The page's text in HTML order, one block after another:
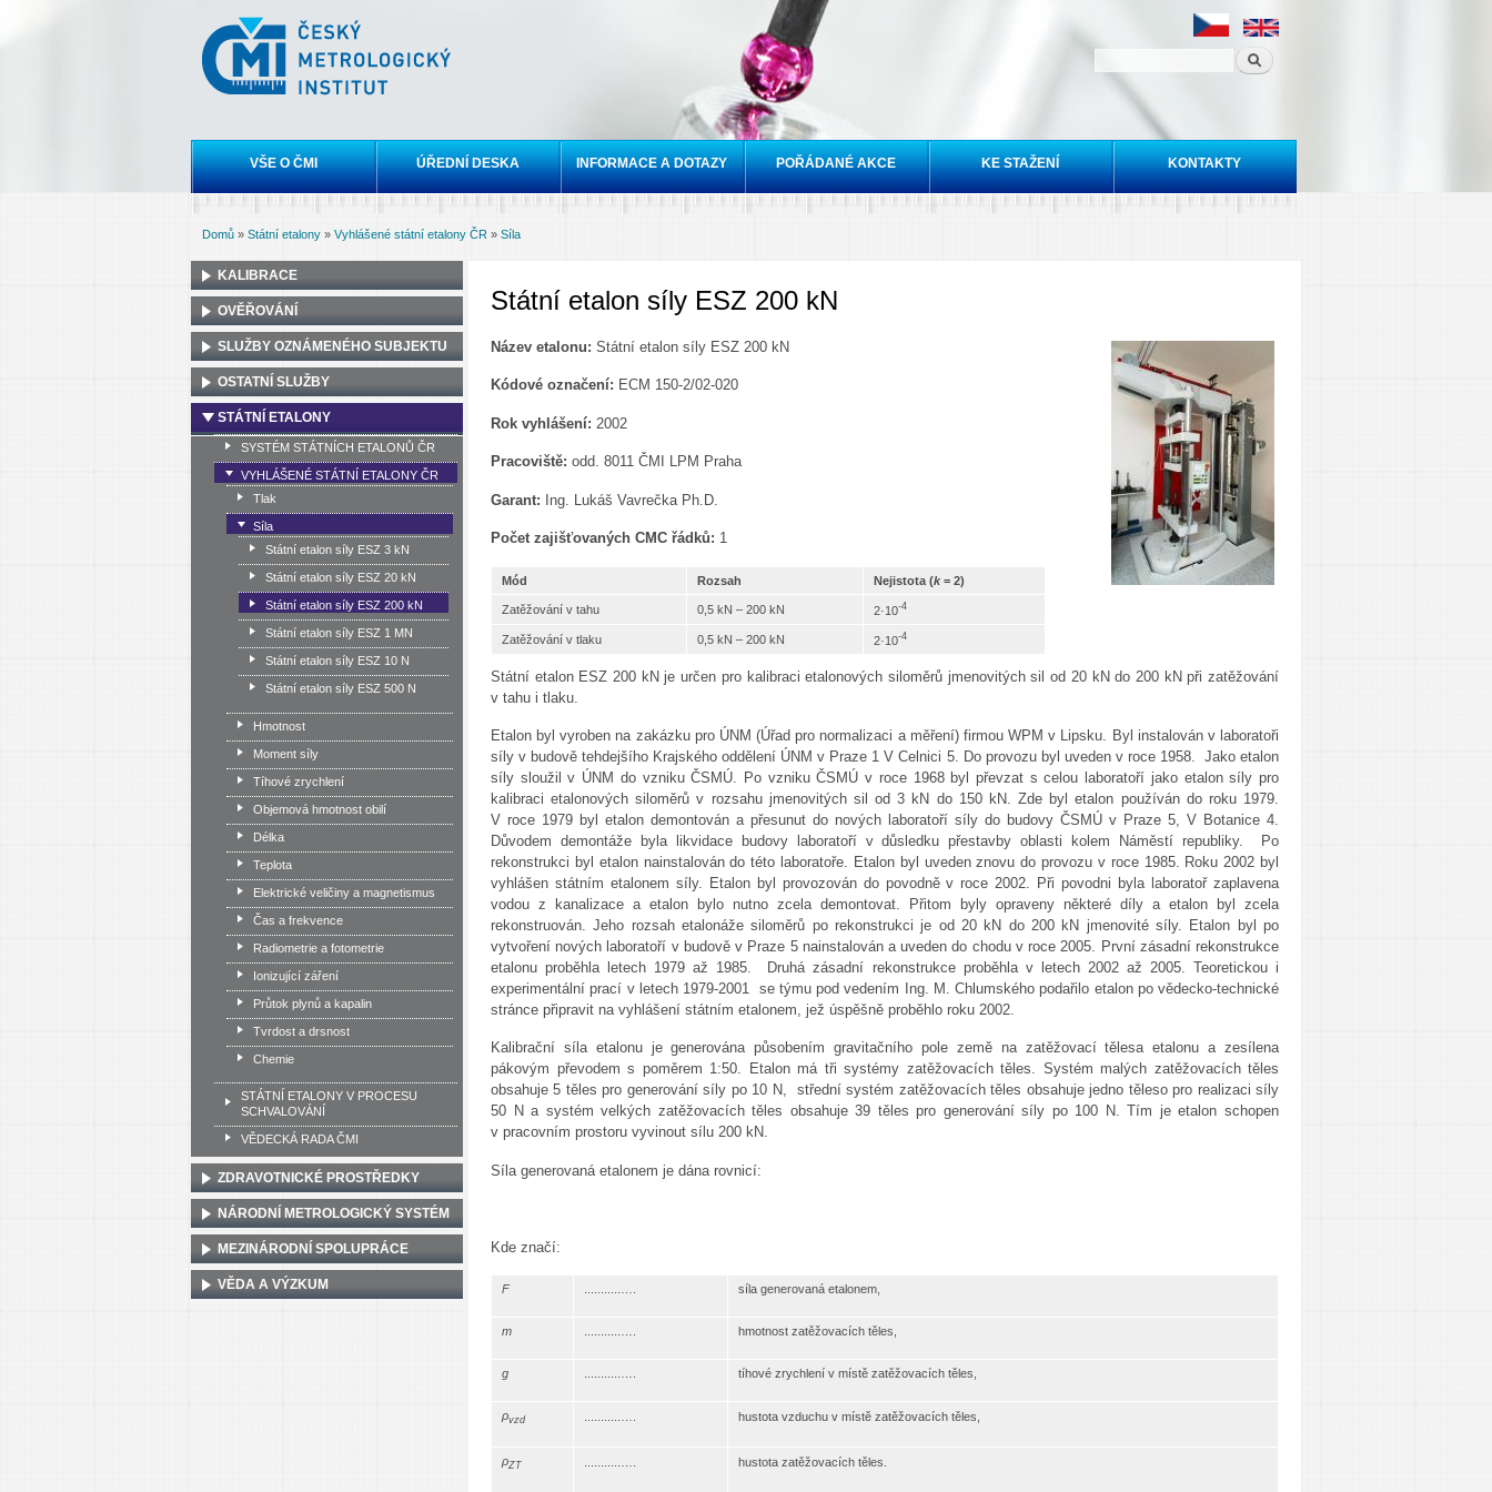
Český
metrologický
institut
Hlavní menu
VŠE O ČMI ÚŘEDNÍ DESKA INFORMACE A DOTAZY POŘÁDANÉ AKCE KE STAŽENÍ KONTAKTY
Domů » Státní etalony » Vyhlášené státní etalony ČR » Síla
Státní etalon síly ESZ 200 kN
Název etalonu: Státní etalon síly ESZ 200 kN
Kódové označení: ECM 150-2/02-020
Rok vyhlášení: 2002
Pracoviště: odd. 8011 ČMI LPM Praha
Garant: Ing. Lukáš Vavrečka Ph.D.
Počet zajišťovaných CMC řádků: 1
Mód Rozsah Nejistota (k= 2)
Zatěžování v tahu 0,5 kN – 200 kN 2·10-4
Zatěžování v tlaku 0,5 kN – 200 kN 2·10-4
Státní etalon ESZ 200 kN je určen pro kalibraci etalonových siloměrů jmenovitých sil od 20 kN do 200 kN při zatěžování
v tahu i tlaku.
Etalon byl vyroben na zakázku pro ÚNM (Úřad pro normalizaci a měření) firmou WPM v Lipsku. Byl instalován v laboratoři
síly v budově tehdejšího Krajského oddělení ÚNM v Praze 1 V Celnici 5. Do provozu byl uveden v roce 1958. Jako etalon
síly sloužil v ÚNM do vzniku ČSMÚ. Po vzniku ČSMÚ v roce 1968 byl převzat s celou laboratoří jako etalon síly pro
kalibraci etalonových siloměrů v rozsahu jmenovitých sil od 3 kN do 150 kN. Zde byl etalon používán do roku 1979.
V roce 1979 byl etalon demontován a přesunut do nových laboratoří síly do budovy ČSMÚ v Praze 5, V Botanice 4.
Důvodem demontáže byla likvidace budovy laboratoří v důsledku přestavby oblasti kolem Náměstí republiky. Po
rekonstrukci byl etalon nainstalován do této laboratoře. Etalon byl uveden znovu do provozu v roce 1985. Roku 2002 byl
vyhlášen státním etalonem síly. Etalon byl provozován do povodně v roce 2002. Při povodni byla laboratoř zaplavena
vodou z kanalizace a etalon bylo nutno zcela demontovat. Přitom byly opraveny některé díly a etalon byl zcela
rekonstruován. Jeho rozsah etalonáže siloměrů po rekonstrukci je od 20 kN do 200 kN jmenovité síly. Etalon byl po
vytvoření nových laboratoří v budově v Praze 5 nainstalován a uveden do chodu v roce 2005. První zásadní rekonstrukce
etalonu proběhla letech 1979 až 1985. Druhá zásadní rekonstrukce proběhla v letech 2002 až 2005. Teoretickou i
experimentální prací v letech 1979-2001 se týmu pod vedením Ing. M. Chlumského podařilo etalon po vědecko-technické
stránce připravit na vyhlášení státním etalonem, jež úspěšně proběhlo roku 2002.
Kalibrační síla etalonu je generována působením gravitačního pole země na zatěžovací tělesa etalonu a zesílena
pákovým převodem s poměrem 1:50. Etalon má tři systémy zatěžovacích těles. Systém malých zatěžovacích těles
obsahuje 5 těles pro generování síly po 10 N, střední systém zatěžovacích těles obsahuje jedno těleso pro realizaci síly
50 N a systém velkých zatěžovacích těles obsahuje 39 těles pro generování síly po 100 N. Tím je etalon schopen
v pracovním prostoru vyvinout sílu 200 kN.
Síla generovaná etalonem je dána rovnicí:
Kde značí:
F síla generovaná etalonem,
m hmotnost zatěžovacích těles,
g tíhové zrychlení v místě zatěžovacích těles,
ρvzd hustota vzduchu v místě zatěžovacích těles,
ρZT hustota zatěžovacích těles.
KALIBRACE
OVĚŘOVÁNÍ
SLUŽBY OZNÁMENÉHO SUBJEKTU
OSTATNÍ SLUŽBY
STÁTNÍ ETALONY
SYSTÉM STÁTNÍCH ETALONŮ ČR
VYHLÁŠENÉ STÁTNÍ ETALONY ČR
Tlak
Síla
Státní etalon síly ESZ 3 kN
Státní etalon síly ESZ 20 kN
Státní etalon síly ESZ 200 kN
Státní etalon síly ESZ 1 MN
Státní etalon síly ESZ 10 N
Státní etalon síly ESZ 500 N
Hmotnost
Moment síly
Tíhové zrychlení
Objemová hmotnost obilí
Délka
Teplota
Elektrické veličiny a magnetismus
Čas a frekvence
Radiometrie a fotometrie
Ionizující záření
Průtok plynů a kapalin
Tvrdost a drsnost
Chemie
STÁTNÍ ETALONY V PROCESU
SCHVALOVÁNÍ
VĚDECKÁ RADA ČMI
ZDRAVOTNICKÉ PROSTŘEDKY
NÁRODNÍ METROLOGICKÝ SYSTÉM
MEZINÁRODNÍ SPOLUPRÁCE
VĚDA A VÝZKUM